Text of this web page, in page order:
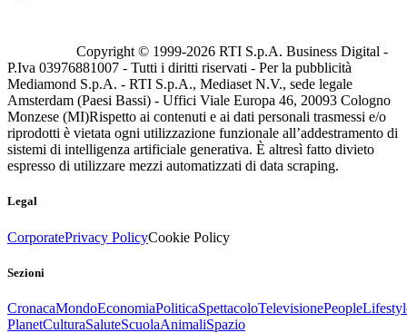
Copyright © 1999-2026 RTI S.p.A. Business Digital -
P.Iva 03976881007 - Tutti i diritti riservati - Per la pubblicità
Mediamond S.p.A. - RTI S.p.A., Mediaset N.V., sede legale
Amsterdam (Paesi Bassi) - Uffici Viale Europa 46, 20093 Cologno
Monzese (MI)Rispetto ai contenuti e ai dati personali trasmessi e/o
riprodotti è vietata ogni utilizzazione funzionale all’addestramento di
sistemi di intelligenza artificiale generativa. È altresì fatto divieto
espresso di utilizzare mezzi automatizzati di data scraping.
Legal
CorporatePrivacy PolicyCookie Policy
Sezioni
CronacaMondoEconomiaPoliticaSpettacoloTelevisionePeople
PlanetCulturaSaluteScuolaAnimaliSpazio